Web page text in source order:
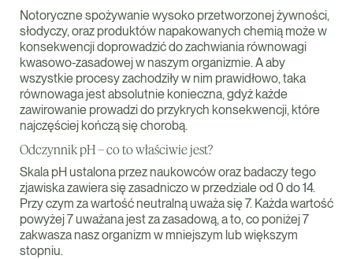
Notoryczne spożywanie wysoko przetworzonej żywności,
słodyczy, oraz produktów napakowanych chemią może w
konsekwencji doprowadzić do zachwiania równowagi
kwasowo-zasadowej w naszym organizmie. A aby
wszystkie procesy zachodziły w nim prawidłowo, taka
równowaga jest absolutnie konieczna, gdyż każde
zawirowanie prowadzi do przykrych konsekwencji, które
najczęściej kończą się chorobą.
Odczynnik pH – co to właściwie jest?
Skala pH ustalona przez naukowców oraz badaczy tego
zjawiska zawiera się zasadniczo w przedziale od 0 do 14.
Przy czym za wartość neutralną uważa się 7. Każda wartość
powyżej 7 uważana jest za zasadową, a to, co poniżej 7
zakwasza nasz organizm w mniejszym lub większym
stopniu.